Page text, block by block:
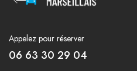
Appelez pour réserver
06 63 30 29 04